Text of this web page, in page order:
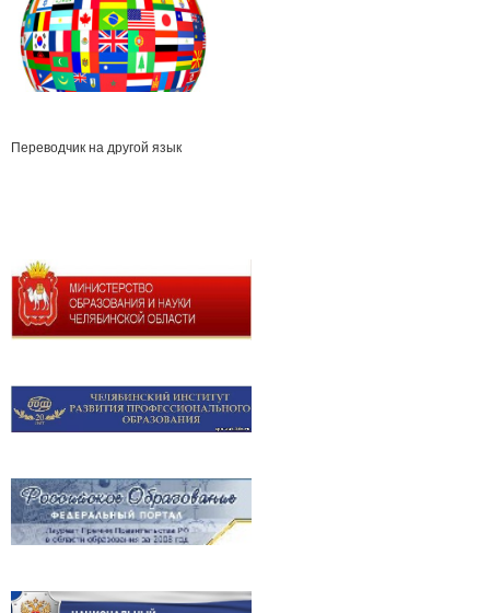
Переводчик на другой язык